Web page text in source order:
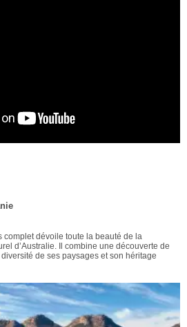
complet dévoile toute la beauté de la
d’Australie. Il combine une découverte de
de ses paysages et son héritage